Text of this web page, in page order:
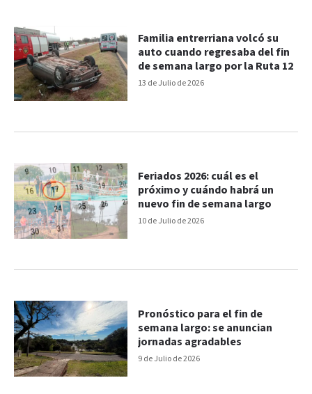
13 de Julio de 2026
Familia entrerriana volcó su
auto cuando regresaba del fin
de semana largo por la Ruta 12
10 de Julio de 2026
Feriados 2026: cuál es el
próximo y cuándo habrá un
nuevo fin de semana largo
9 de Julio de 2026
Pronóstico para el fin de
semana largo: se anuncian
jornadas agradables